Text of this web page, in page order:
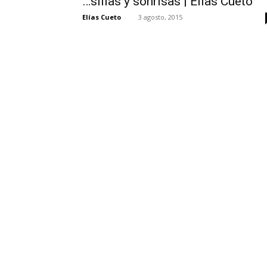
Elías Cueto - 3 agosto, 2015